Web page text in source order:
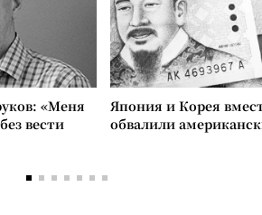
«Меня
вести
Япония и Корея
обвалили